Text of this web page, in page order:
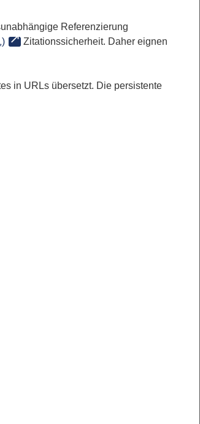
Referenzierung
Zitationssicherheit. Daher eignen
in URLs übersetzt. Die persistente